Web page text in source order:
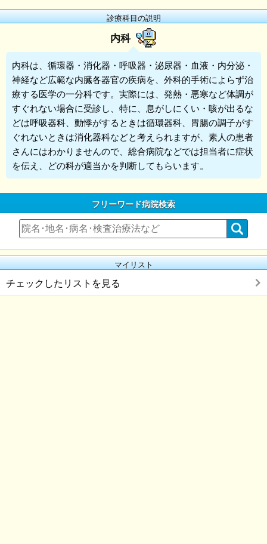
診療科目の説明
内科
内科は、循環器・消化器・呼吸器・泌尿器・血液・内分泌・
神経など広範な内臓各器官の疾病を、外科的手術によらず治
療する医学の一分科です。実際には、発熱・悪寒など体調が
すぐれない場合に受診し、特に、息がしにくい・咳が出るな
どは呼吸器科、動悸がするときは循環器科、胃腸の調子がす
ぐれないときは消化器科などと考えられますが、素人の患者
さんにはわかりませんので、総合病院などでは担当者に症状
を伝え、どの科が適当かを判断してもらいます。
フリーワード病院検索
マイリスト
チェックしたリストを見る